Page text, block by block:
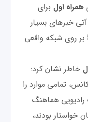
همراه اول برای
خبرهای بسیار
بر روی شبکه واقعی
خاطر نشان کرد:
تمامی موارد را
رادیویی هماهنگ
خواستار بودند،